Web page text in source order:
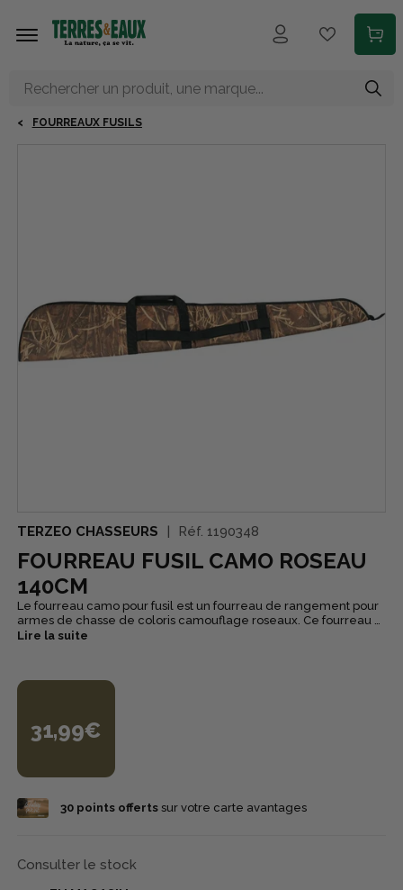
FOURREAUX FUSILS
TERZEO CHASSEURS Réf. 1190348
FOURREAU FUSIL CAMO ROSEAU
140CM
Le fourreau camo pour fusil est un fourreau de rangement pour
armes de chasse de coloris camouflage roseaux. Ce fourreau a
été principalement conçu pour les chasseurs de gibier
chasse. Le fourreau est également muni de deux poignées
pour le porter à la main. Le fourreau de chasse dispose d'une
Lire la suite
31,99€
30points offertssur votre carte avantages
Consulter le stock